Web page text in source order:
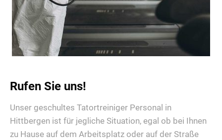
Rufen Sie uns!
Unser geschultes Tatortreiniger Personal in
Hittbergen ist für jegliche Situation, egal ob bei Ihnen
zu Hause auf dem Arbeitsplatz oder auf der Straße